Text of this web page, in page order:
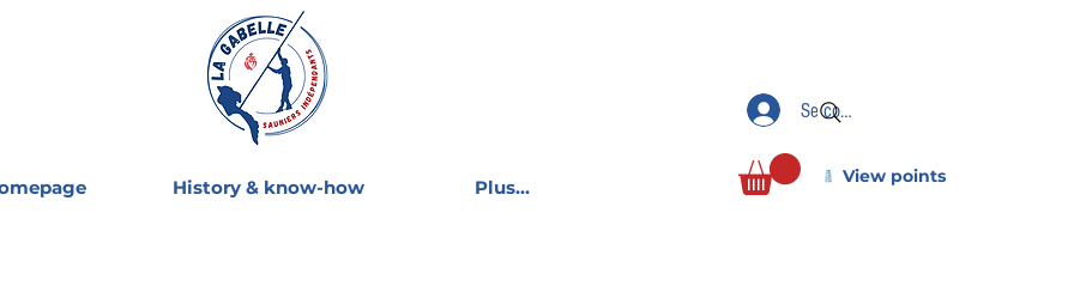
History & know-how Plus...
Se connecter
View points